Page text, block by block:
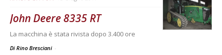
John Deere 8335 RT
La macchina è stata rivista dopo 3.400 ore
Di Rino Bresciani -